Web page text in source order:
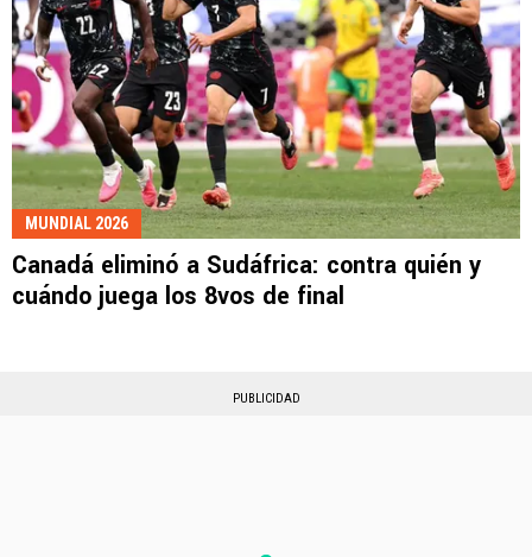
MUNDIAL 2026
Canadá eliminó a Sudáfrica: contra quién y
cuándo juega los 8vos de final
PUBLICIDAD